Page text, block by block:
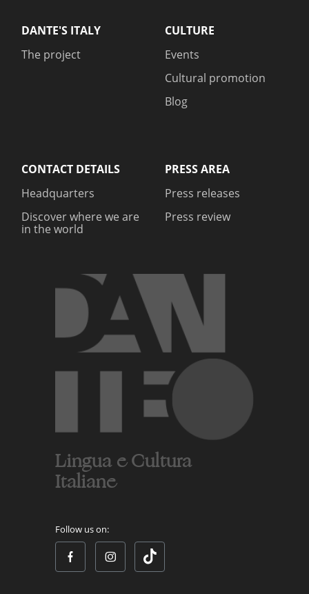
DANTE'S ITALY
The project
CULTURE
Events
Cultural promotion
Blog
CONTACT DETAILS
Headquarters
Discover where we are
in the world
PRESS AREA
Press releases
Press review
Lingua e Cultura
Italiane
Follow us on: